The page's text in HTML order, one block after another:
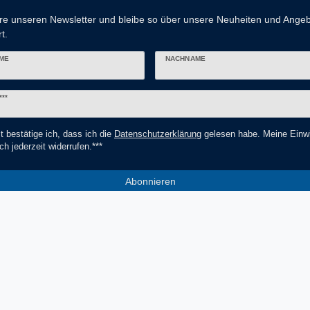
unseren Newsletter und bleibe so über unsere Neuheiten und
NACHNAME
bestätige ich, dass ich die Daten­schutz­erklärung gelesen habe. Meine
jederzeit widerrufen.***
Abonnieren